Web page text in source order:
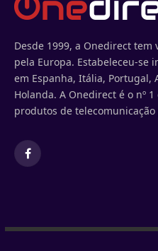
Desde 1999, a Onedirect
pela Europa. Estabeleceu-se
em Espanha, Itália, Portugal,
Holanda. A Onedirect é o nº
produtos de
Facebook